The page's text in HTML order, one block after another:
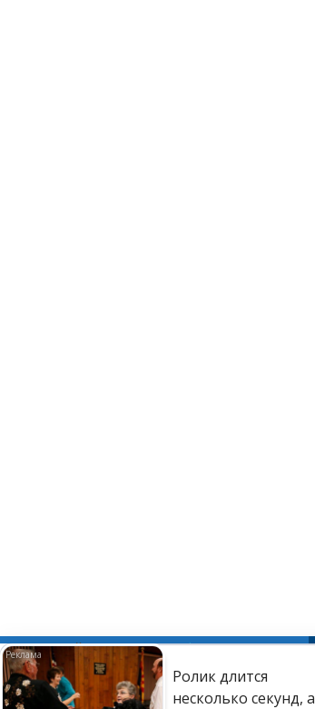
Ролик длится
несколько секунд, а
Подписывайтесь на нас вTelegram,ДзениВк